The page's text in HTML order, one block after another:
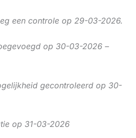
een controle op 29-03-2026.
op 30-03-2026 –
gecontroleerd op 30-
op 31-03-2026